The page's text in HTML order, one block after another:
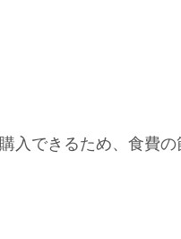
入できるため、食費